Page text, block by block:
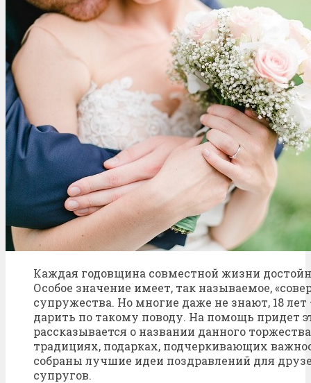
Каждая годовщина совместной жизни
Особое значение имеет, так называемое,
супружества. Но многие даже не знают, 18 лет
дарить по такому поводу. На помощь придет
рассказывается о названии данного
традициях, подарках, подчеркивающих
собраны лучшие идеи поздравлений для
супругов.